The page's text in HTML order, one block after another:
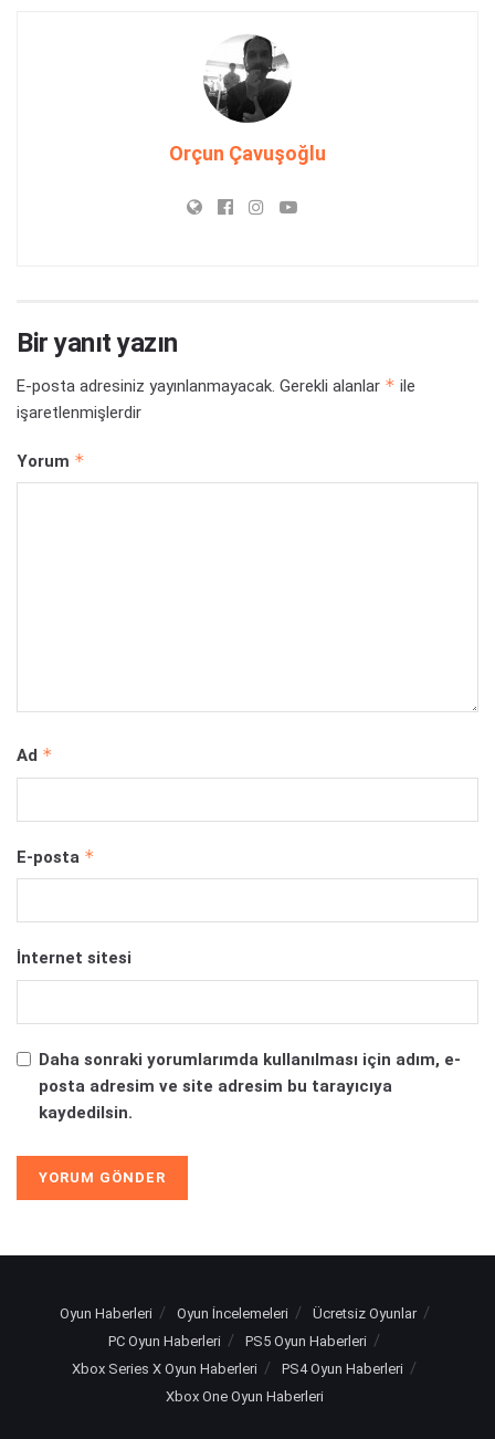
Orçun Çavuşoğlu
Bir yanıt yazın
E-posta adresiniz yayınlanmayacak. Gerekli alanlar * ile
işaretlenmişlerdir
Yorum *
Ad *
E-posta *
İnternet sitesi
Daha sonraki yorumlarımda kullanılması için adım, e-
posta adresim ve site adresim bu tarayıcıya
kaydedilsin.
Oyun Haberleri Oyun İncelemeleri
Ücretsiz Oyunlar
PC Oyun Haberleri
PS5 Oyun Haberleri
Xbox Series X Oyun Haberleri
PS4 Oyun Haberleri
Xbox One Oyun Haberleri